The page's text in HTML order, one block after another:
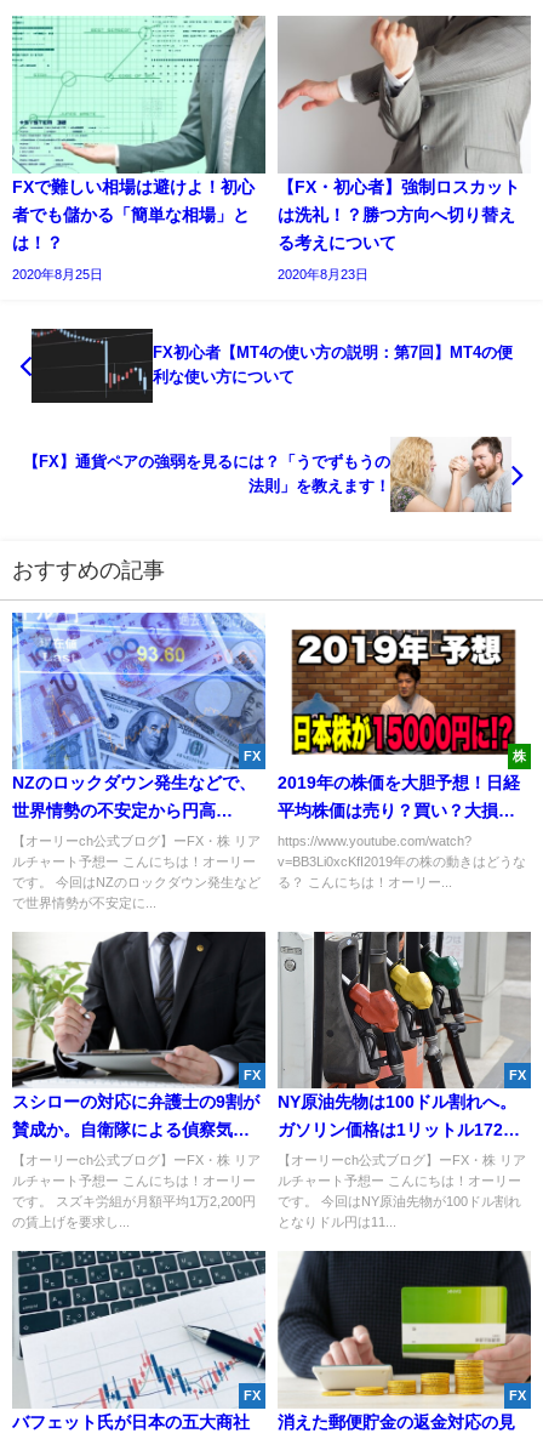
FXで難しい相場は避けよ！初心
者でも儲かる「簡単な相場」と
は！？
2020年8月25日
【FX・初心者】強制ロスカット
は洗礼！？勝つ方向へ切り替え
る考えについて
2020年8月23日
FX初心者【MT4の使い方の説明：第7回】MT4の便
利な使い方について
【FX】通貨ペアの強弱を見るには？「うでずもうの
法則」を教えます！
おすすめの記事
FX
NZのロックダウン発生などで、
世界情勢の不安定から円高
へ！？投機筋チャートから解
説！【FX・株・初心者】
【オーリーch公式ブログ】ーFX・株 リア
ルチャート予想ー こんにちは！オーリー
です。 今回はNZのロックダウン発生など
で世界情勢が不安定に...
株
2019年の株価を大胆予想！日経
平均株価は売り？買い？大損し
ないために。
https://www.youtube.com/watch?
v=BB3Li0xcKfI2019年の株の動きはどうな
る？ こんにちは！オーリー...
FX
スシローの対応に弁護士の9割が
賛成か。自衛隊による偵察気球
の撃墜は可能？
【オーリーch公式ブログ】ーFX・株 リア
ルチャート予想ー こんにちは！オーリー
です。 スズキ労組が月額平均1万2,200円
の賃上げを要求し...
FX
NY原油先物は100ドル割れへ。
ガソリン価格は1リットル172円
に当面維持か。
【オーリーch公式ブログ】ーFX・株 リア
ルチャート予想ー こんにちは！オーリー
です。 今回はNY原油先物が100ドル割れ
となりドル円は11...
FX
バフェット氏が日本の五大商社
FX
消えた郵便貯金の返金対応の見